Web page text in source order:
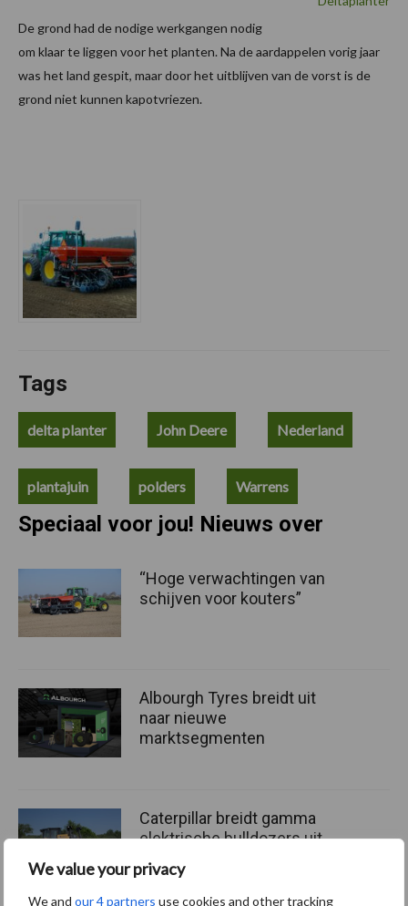
We value your privacy
We and our 4 partners use cookies and other tracking
De grond had de nodige werkgangen nodig
om klaar te liggen voor het planten. Na de aardappelen vorig jaar
was het land gespit, maar door het uitblijven van de vorst is de
grond niet kunnen kapotvriezen.
Tags
delta planter John Deere Nederland
plantajuin polders Warrens
Speciaal voor jou! Nieuws over
“Hoge verwachtingen van
schijven voor kouters”
Albourgh Tyres breidt uit
naar nieuwe
marktsegmenten
Caterpillar breidt gamma
elektrische bulldozers uit